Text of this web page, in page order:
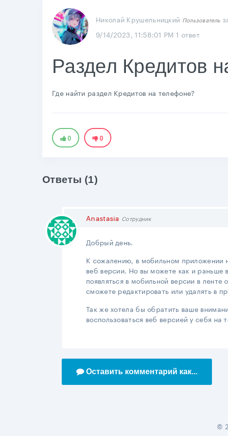
Николай Крушельницкий Пользователь
9/14/2023, 11:58:01 PM 1 ответ
Раздел Кредитов
Где найти раздел Кредитов на телефоне?
0 0
Ответы (1)
Anastasia Сотрудник
Добрый день.
К сожалению, в мобильном приложении
веб версии. Но вы можете как и раньше
появляться в мобильной версии в
сможете редактировать или удалять в
Так же хотела бы обратить ваше
воспользоваться веб версией у себя
Оставить комментарий как...
©